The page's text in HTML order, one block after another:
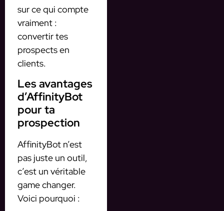
sur ce qui compte
vraiment :
convertir tes
prospects en
clients.
Les avantages
d’AffinityBot
pour ta
prospection
AffinityBot n’est
pas juste un outil,
c’est un véritable
game changer.
Voici pourquoi :